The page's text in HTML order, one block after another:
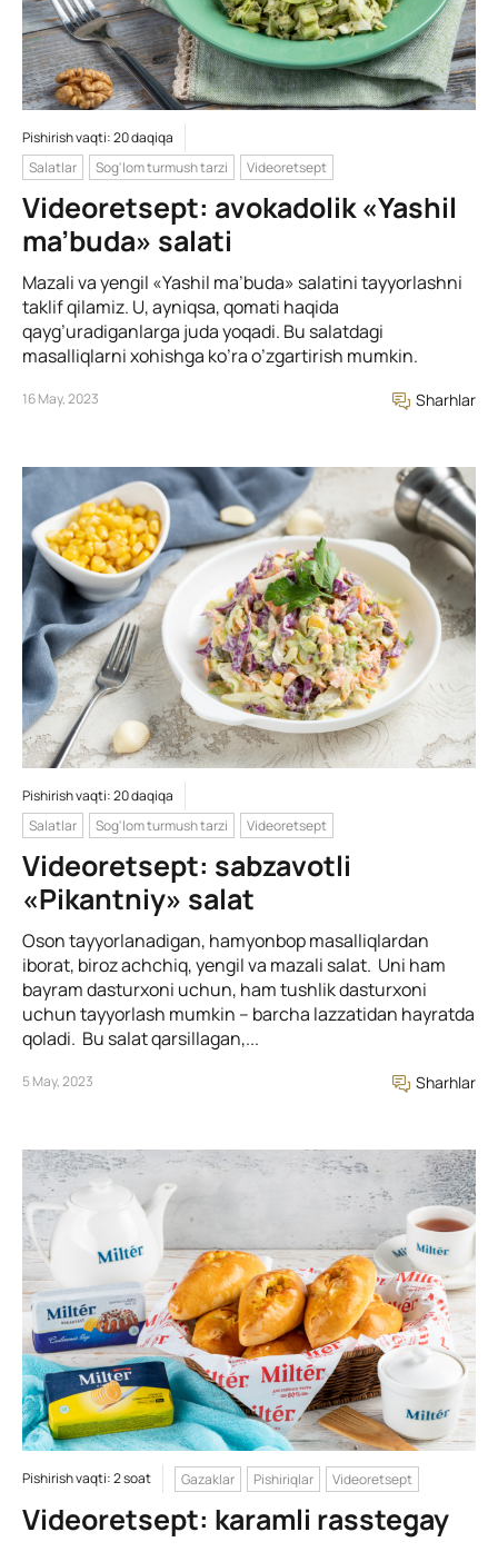
Pishirish vaqti: 20 daqiqa
Salatlar
Sog'lom turmush tarzi Videoretsept
Videoretsept: avokadolik «Yashil
ma’buda» salati
Mazali va yengil «Yashil ma’buda» salatini tayyorlashni
taklif qilamiz. U, ayniqsa, qomati haqida
qayg’uradiganlarga juda yoqadi. Bu salatdagi
masalliqlarni xohishga ko’ra o’zgartirish mumkin.
16 May, 2023 Sharhlar
Pishirish vaqti: 20 daqiqa
Salatlar
Sog'lom turmush tarzi Videoretsept
Videoretsept: sabzavotli
«Pikantniy» salat
Oson tayyorlanadigan, hamyonbop masalliqlardan
iborat, biroz achchiq, yengil va mazali salat. Uni ham
bayram dasturxoni uchun, ham tushlik dasturxoni
uchun tayyorlash mumkin – barcha lazzatidan hayratda
qoladi. Bu salat qarsillagan,...
5 May, 2023 Sharhlar
Pishirish vaqti: 2 soat Gazaklar Pishiriqlar Videoretsept
Videoretsept: karamli rasstegay